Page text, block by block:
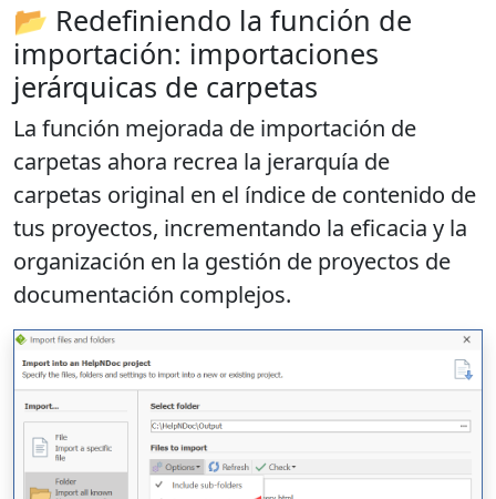
📂 Redefiniendo la función de
importación: importaciones
jerárquicas de carpetas
La función mejorada de importación de
carpetas ahora recrea la jerarquía de
carpetas original en el índice de contenido de
tus proyectos, incrementando la eficacia y la
organización en la gestión de proyectos de
documentación complejos.